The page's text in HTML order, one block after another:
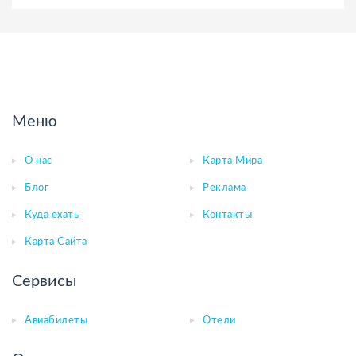
Меню
О нас Карта Мира
Блог Реклама
Куда ехать Контакты
Карта Сайта
Сервисы
Авиабилеты Отели